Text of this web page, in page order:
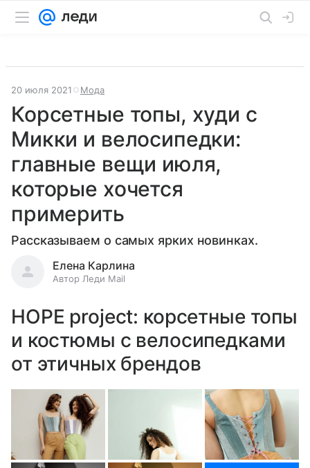
20 июля 2021 Мода
Корсетные топы, худи с
Микки и велосипедки:
главные вещи июля,
которые хочется
примерить
Рассказываем о самых ярких новинках.
Елена Карлина
Автор Леди Mail
HOPE project: корсетные топы
и костюмы с велосипедками
от этичных брендов